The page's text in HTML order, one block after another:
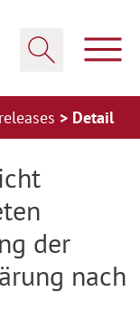
Detail
der
nach